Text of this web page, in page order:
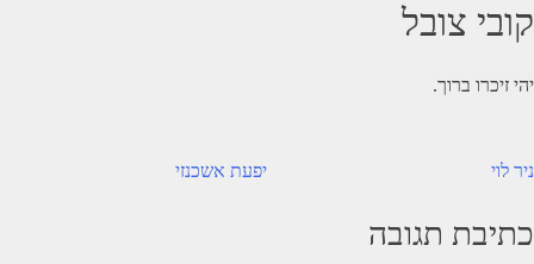
קובי צובל
יהי זיכרו ברוך.
ניווט יפעת אשכנזי ניר לוי
כתיבת תגובה